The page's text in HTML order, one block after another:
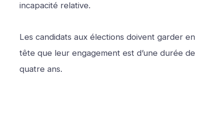
incapacité relative.
Les candidats aux élections doivent garder en
tête que leur engagement est d’une durée de
quatre ans.